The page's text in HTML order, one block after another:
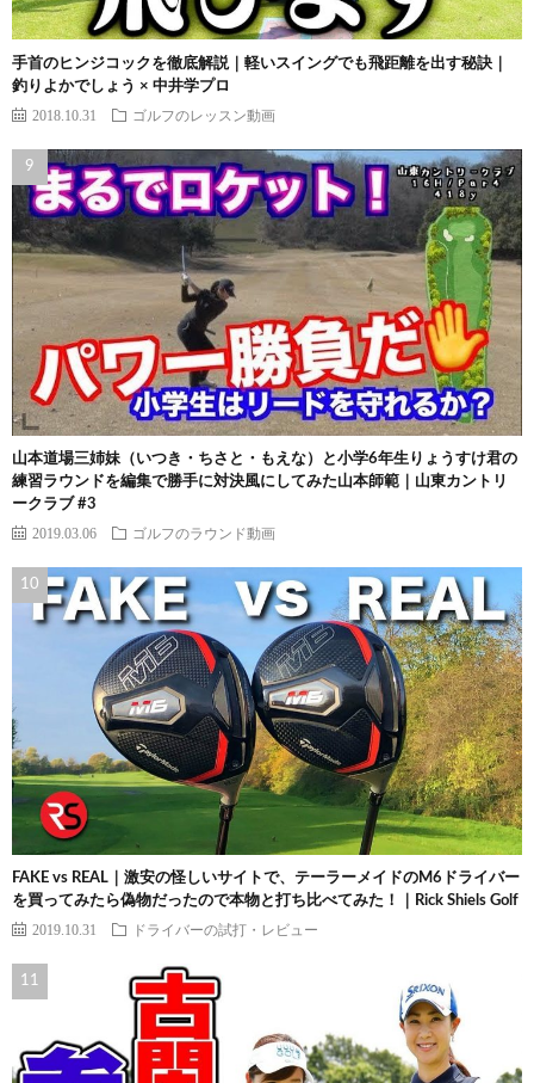
手首のヒンジコックを徹底解説｜軽いスイングでも飛距離を出す秘訣｜
釣りよかでしょう × 中井学プロ
2018.10.31 ゴルフのレッスン動画
山本道場三姉妹（いつき・ちさと・もえな）と小学6年生りょうすけ君の
練習ラウンドを編集で勝手に対決風にしてみた山本師範｜山東カントリ
ークラブ #3
2019.03.06 ゴルフのラウンド動画
FAKE vs REAL｜激安の怪しいサイトで、テーラーメイドのM6ドライバー
を買ってみたら偽物だったので本物と打ち比べてみた！｜Rick Shiels Golf
2019.10.31 ドライバーの試打・レビュー